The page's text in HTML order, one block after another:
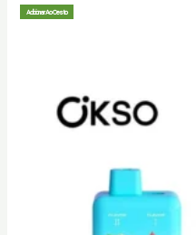
Adicionar Ao Cesto